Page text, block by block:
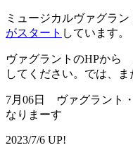
ミュージカルヴァグラ
がスタート しています。
ヴァグラントのHPから
してください。では、ま
7月06日 ヴァグラント
なりまーす
2023/7/6 UP!